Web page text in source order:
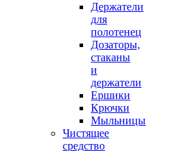
Держатели
для
полотенец
Дозаторы,
стаканы
и
держатели
Ершики
Крючки
Мыльницы
Чистящее
средство